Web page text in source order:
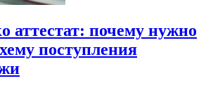
аттестат: почему нужно
поступления